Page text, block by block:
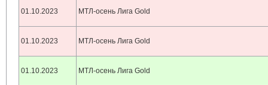
01.10.2023 МТЛ-осень Лига Gold
01.10.2023 МТЛ-осень Лига Gold
01.10.2023 МТЛ-осень Лига Gold